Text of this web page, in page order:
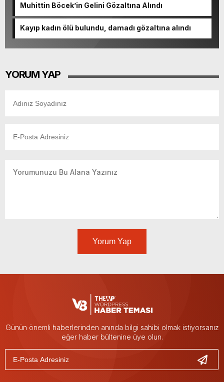
Muhittin Böcek’in Gelini Gözaltına Alındı
Kayıp kadın ölü bulundu, damadı gözaltına alındı
YORUM YAP
Yorum Yap
Günün önemli haberlerinden anında bilgi sahibi olmak istiyorsanız
eğer haber bültenine üye olun.